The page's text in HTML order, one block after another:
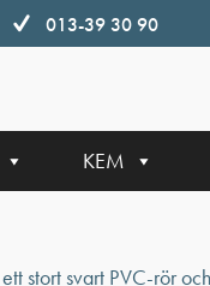
013-39 30 90
KEM